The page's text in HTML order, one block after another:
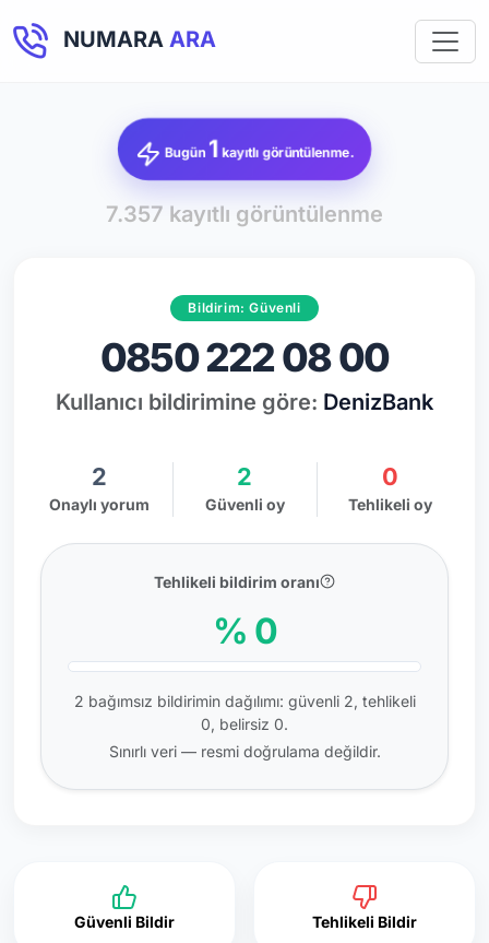
NUMARA ARA
Bugün 1 kayıtlı görüntülenme.
7.357 kayıtlı görüntülenme
Bildirim: Güvenli
0850 222 08 00
Kullanıcı bildirimine göre: DenizBank
2
Onaylı yorum
2
Güvenli oy
0
Tehlikeli oy
Tehlikeli bildirim oranı
% 0
2 bağımsız bildirimin dağılımı: güvenli 2, tehlikeli
0, belirsiz 0.
Sınırlı veri — resmi doğrulama değildir.
Güvenli Bildir Tehlikeli Bildir